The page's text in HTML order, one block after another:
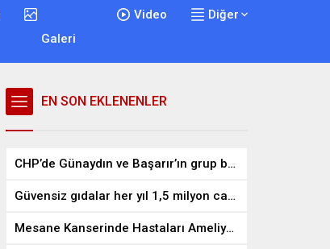
Galeri
Video Diğer
EN SON EKLENENLER
CHP’de Günaydın ve Başarır’ın grup başkanvekilliği düştü
Güvensiz gıdalar her yıl 1,5 milyon can alıyor
Mesane Kanserinde Hastaları Ameliyattan Kurtaran İlaç